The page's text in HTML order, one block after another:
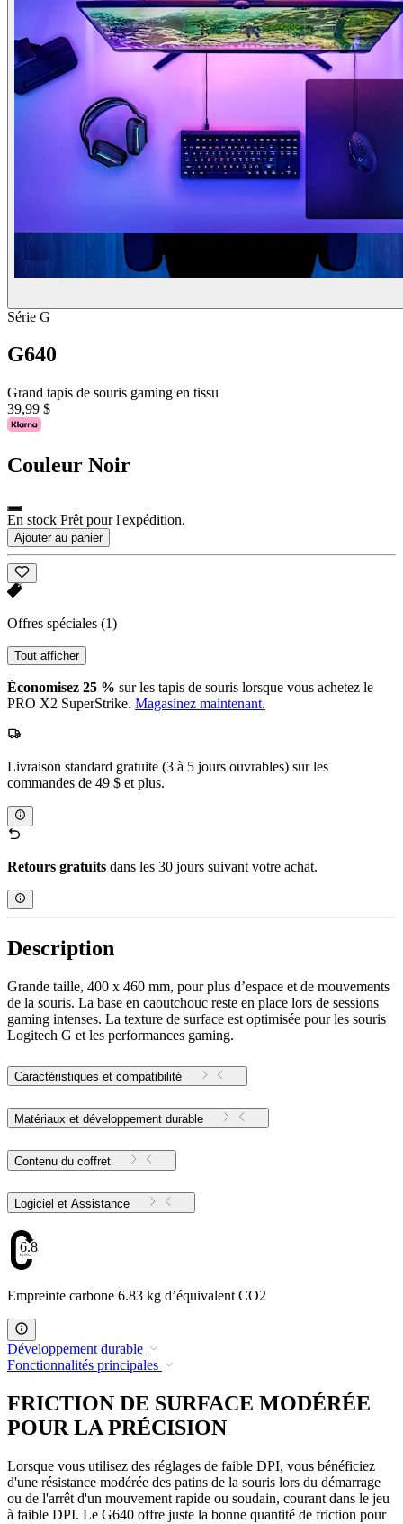
Série G
G640
Grand tapis de souris gaming en tissu
39,99 $
Couleur Noir
En stock Prêt pour l'expédition.
Ajouter au panier
Offres spéciales (1)
Tout afficher
Économisez 25 % sur les tapis de souris lorsque vous achetez le
PRO X2 SuperStrike. Magasinez maintenant.
Livraison standard gratuite (3 à 5 jours ouvrables) sur les
commandes de 49 $ et plus.
Retours gratuits dans les 30 jours suivant votre achat.
Description
Grande taille, 400 x 460 mm, pour plus d’espace et de mouvements
de la souris. La base en caoutchouc reste en place lors de sessions
gaming intenses. La texture de surface est optimisée pour les souris
Logitech G et les performances gaming.
Caractéristiques et compatibilité
Matériaux et développement durable
Contenu du coffret
Logiciel et Assistance
6.83
Empreinte carbone 6.83 kg d’équivalent CO2
Développement durable
Fonctionnalités principales
FRICTION DE SURFACE MODÉRÉE
POUR LA PRÉCISION
Lorsque vous utilisez des réglages de faible DPI, vous bénéficiez
d'une résistance modérée des patins de la souris lors du démarrage
ou de l'arrêt d'un mouvement rapide ou soudain, courant dans le jeu
à faible DPI. Le G640 offre juste la bonne quantité de friction pour